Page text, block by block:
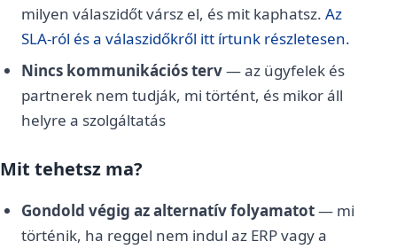
milyen válaszidőt vársz el, és mit kaphatsz. Az
SLA-ról és a válaszidőkről itt írtunk részletesen.
Nincs kommunikációs terv— az ügyfelek és
partnerek nem tudják, mi történt, és mikor áll
helyre a szolgáltatás
Mit tehetsz ma?
Gondold végig az alternatív folyamatot— mi
történik, ha reggel nem indul az ERP vagy a